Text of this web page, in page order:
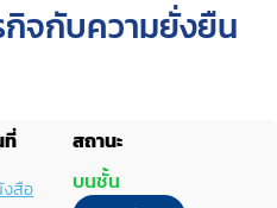
จกับความยั่งยืน
ที่
สถานะ
สือ
บนชั้น